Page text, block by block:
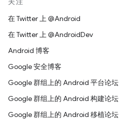
在 Twitter 上 @Android
在 Twitter 上 @AndroidDev
Android 博客
Google 安全博客
Google 群组上的 Android 平台论坛
Google 群组上的 Android 构建论坛
Google 群组上的 Android 移植论坛